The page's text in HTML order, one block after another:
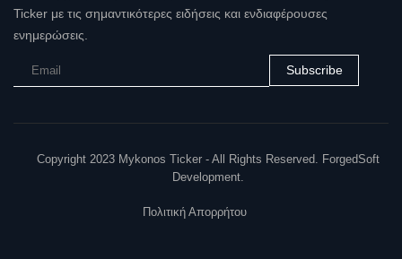
Ticker με τις σημαντικότερες ειδήσεις και ενδιαφέρουσες
ενημερώσεις.
Subscribe
Copyright 2023 Mykonos Ticker - All Rights Reserved. ForgedSoft
Development.
Πολιτική Απορρήτου